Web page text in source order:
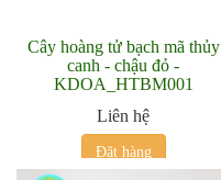
Cây hoàng tử bạch mã thủy
canh - chậu đỏ -
KDOA_HTBM001
Liên hệ
Đặt hàng